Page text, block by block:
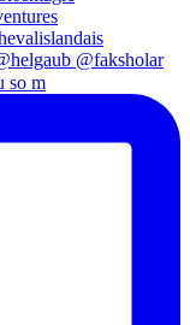
so m